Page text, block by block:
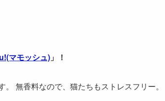
マモッシュ) 」！
無香料なので、猫たちもストレスフリー。